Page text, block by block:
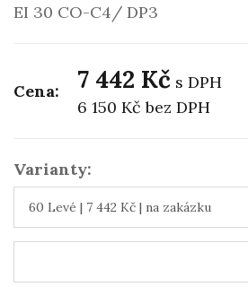
EI 30 CO-C4/ DP3
Cena: 7 442 Kč s DPH
6 150 Kčbez DPH
Varianty: